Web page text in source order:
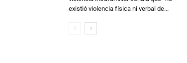
existió violencia física ni verbal de...